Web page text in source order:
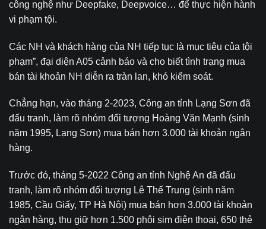
công nghệ như Deepfake, Deepvoice… để thực hiện hành
vi phạm tội.
Các NH và khách hàng của NH tiếp tục là mục tiêu của tội
phạm”, đại diện A05 cảnh báo và cho biết tình trạng mua
bán tài khoản NH diễn ra tràn lan, khó kiểm soát.
Chẳng hạn, vào tháng 2-2023, Công an tỉnh Lạng Sơn đã
đấu tranh, làm rõ nhóm đối tượng Hoàng Văn Mạnh (sinh
năm 1995, Lạng Sơn) mua bán hơn 3.000 tài khoản ngân
hàng.
Trước đó, tháng 5-2022 Công an tỉnh Nghệ An đã đấu
tranh, làm rõ nhóm đối tượng Lê Thế Trung (sinh năm
1985, Cầu Giấy, TP Hà Nội) mua bán hơn 3.000 tài khoản
ngân hàng, thu giữ hơn 1.500 phôi sim điện thoại, 650 thẻ